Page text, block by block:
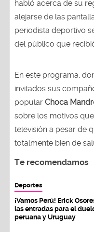
habló acerca de su
alejarse de las
periodista deportivo
del público que
En este programa,
invitados sus
popular Choca
sobre los motivos
televisión a pesar de
totalmente bien de
Te recomendamos
Deportes
¡Vamos Perú! Erick
las entradas para el
peruana y Uruguay